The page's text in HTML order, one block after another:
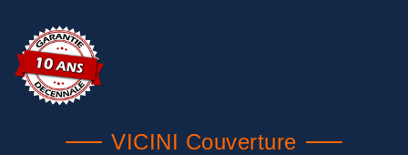
VICINI Couverture